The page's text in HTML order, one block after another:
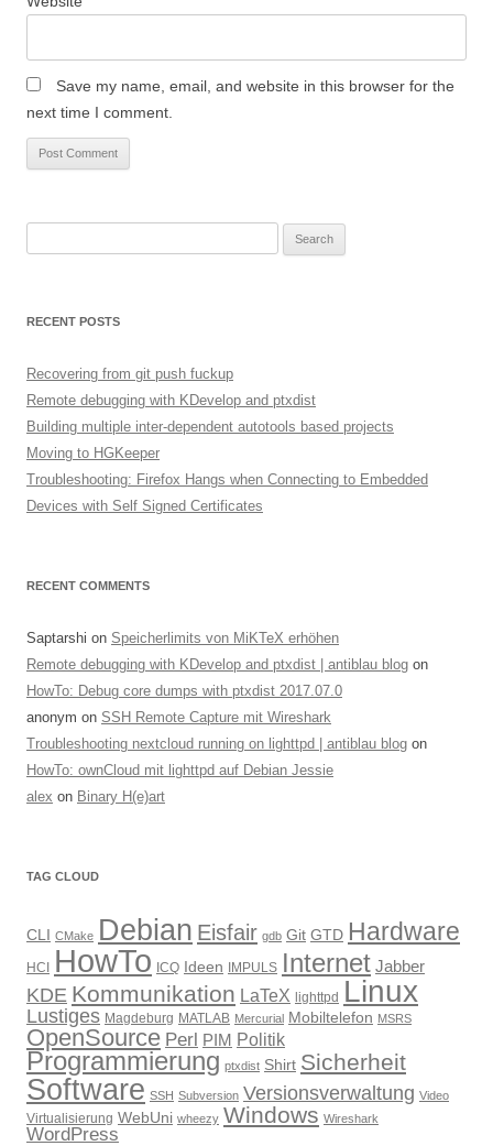
Save my name, email, and website in this browser for the
next time I comment.
RECENT POSTS
Recovering from git push fuckup
Remote debugging with KDevelop and ptxdist
Building multiple inter-dependent autotools based projects
Moving to HGKeeper
Troubleshooting: Firefox Hangs when Connecting to Embedded
Devices with Self Signed Certificates
RECENT COMMENTS
Saptarshi on Speicherlimits von MiKTeX erhöhen
Remote debugging with KDevelop and ptxdist | antiblau blog on
HowTo: Debug core dumps with ptxdist 2017.07.0
anonym on SSH Remote Capture mit Wireshark
Troubleshooting nextcloud running on lighttpd | antiblau blog on
HowTo: ownCloud mit lighttpd auf Debian Jessie
alex on Binary H(e)art
TAG CLOUD
CLI CMake Debian Eisfair gdb Git GTD Hardware
HCI HowTo ICQ Ideen IMPULS Internet Jabber
KDE Kommunikation LaTeX lighttpd Linux
Lustiges Magdeburg MATLAB Mercurial Mobiltelefon MSRS
OpenSource Perl PIM Politik
Programmierung ptxdist Shirt Sicherheit
Software SSH Subversion Versionsverwaltung Video
Virtualisierung WebUni wheezy Windows Wireshark
WordPress